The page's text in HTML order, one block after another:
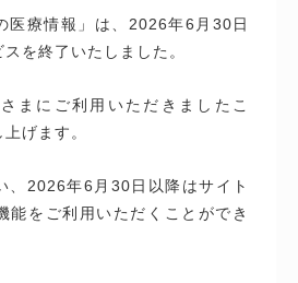
医療情報」は、2026年6月30日
を終了いたしました。
まにご利用いただきましたこ
げます。
、2026年6月30日以降はサイト
能をご利用いただくことができ